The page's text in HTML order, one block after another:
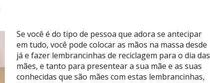
Se você é do tipo de pessoa que adora se antecipar
em tudo, você pode colocar as mãos na massa desde
já e fazer lembrancinhas de reciclagem para o dia das
mães, e tanto para presentear a sua mãe e as suas
conhecidas que são mães com estas lembrancinhas,